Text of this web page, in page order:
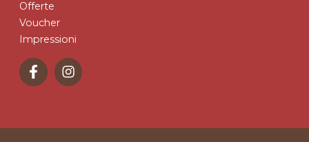
Offerte
Voucher
Impressioni